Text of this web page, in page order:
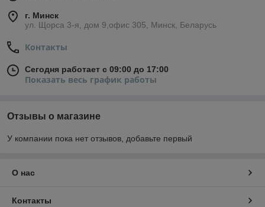
г. Минск
ул. Щорса 3-я, дом 9,офис 305, Минск, Беларусь
Контакты
Сегодня работает с 09:00 до 17:00
Показать весь график работы
Отзывы о магазине
У компании пока нет отзывов, добавьте первый
О нас
Контакты